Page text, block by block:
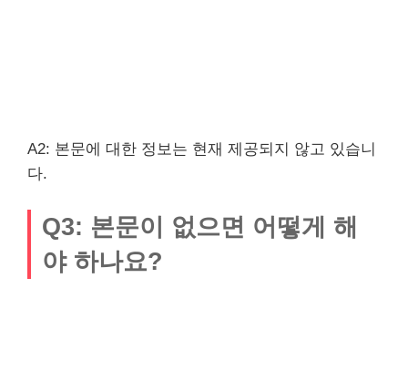
A2: 본문에 대한 정보는 현재 제공되지 않고 있습니
다.
Q3: 본문이 없으면 어떻게 해
야 하나요?